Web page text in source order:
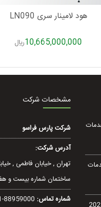
هود لامینار سری LN090
10,665,000,000ريال
مشخصات شرکت
شرکت پارس فراسو
آدرس شرکت:
تهران , خيابان فاطمی ,
ساختمان شماره بیست و
شماره تماس: 88959000